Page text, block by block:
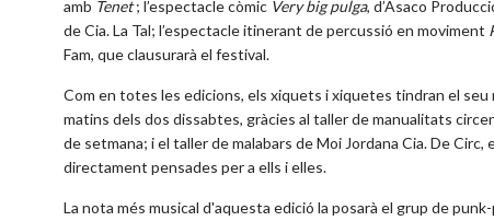
amb Tenet; l’espectacle còmic Very big pulga, d’Asaco
de Cia. La Tal; l’espectacle itinerant de percussió en moviment
Fam, que clausurarà el festival.
Com en totes les edicions, els xiquets i xiquetes tindran el
matins dels dos dissabtes, gràcies al taller de manualitats
de setmana; i el taller de malabars de Moi Jordana Cia. De
directament pensades per a ells i elles.
La nota més musical d'aquesta edició la posarà el grup de